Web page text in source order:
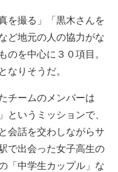
を撮る」「黒木さんを
ど地元の人の協力がな
のを中心に３０項目。
なりそうだ。
チームのメンバーは
というミッションで、
会話を交わしながらサ
で出会った女子高生の
「中学生カップル」な